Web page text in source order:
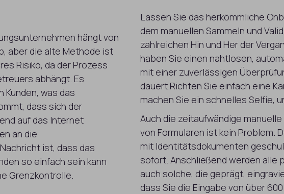
hängt von
aber die alte Methode ist
Risiko, da der Prozess
abhängt. Es
Kunden, was das
dass sich der
auf das Internet
an die
ist, dass das
so einfach sein kann
Grenzkontrolle.
Lassen Sie das herkömmliche
dem manuellen Sammeln und
zahlreichen Hin und Her der
haben Sie einen nahtlosen,
mit einer zuverlässigen
dauert.Richten Sie einfach eine
machen Sie ein schnelles Selfie,
Auch die zeitaufwändige
von Formularen ist kein Problem.
mit Identitätsdokumenten
sofort. Anschließend werden alle
auch solche, die geprägt,
dass Sie die Eingabe von über